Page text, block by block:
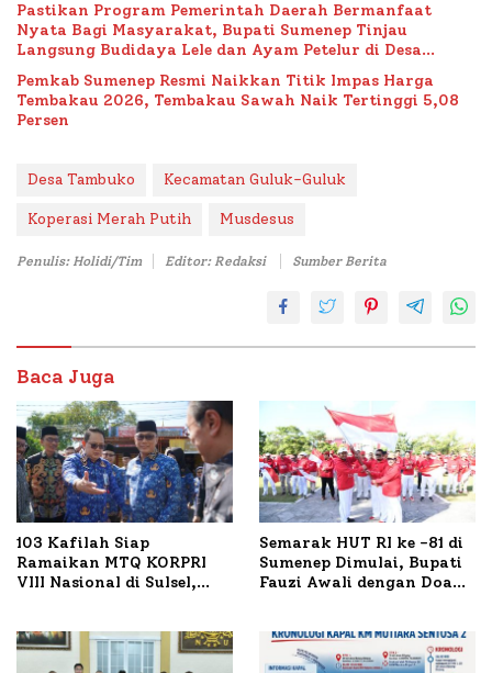
Pastikan Program Pemerintah Daerah Bermanfaat
Nyata Bagi Masyarakat, Bupati Sumenep Tinjau
Langsung Budidaya Lele dan Ayam Petelur di Desa
Pemkab Sumenep Resmi Naikkan Titik Impas Harga
Tembakau 2026, Tembakau Sawah Naik Tertinggi 5,08
Persen
Desa Tambuko Kecamatan Guluk-Guluk
Koperasi Merah Putih Musdesus
Penulis: Holidi/Tim Editor: Redaksi Sumber Berita
Baca Juga
103 Kafilah Siap
Ramaikan MTQ KORPRI
VIII Nasional di Sulsel,
Semarak HUT RI ke -81 di
Sumenep Dimulai, Bupati
Fauzi Awali dengan Doa